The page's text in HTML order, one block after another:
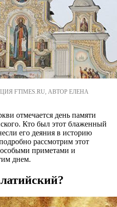
FTIMES.RU, АВТОР ЕЛЕНА
отмечается день памяти
Кто был этот блаженный
его деяния в историю
рассмотрим этот
особыми приметами и
днем.